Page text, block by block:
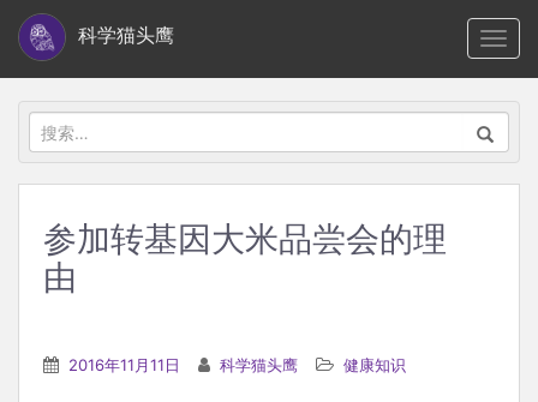
i
科学猫头鹰
搜
索：
参加转基因大米品尝会的理
由
2016年11月11日 科学猫头鹰 健康知识